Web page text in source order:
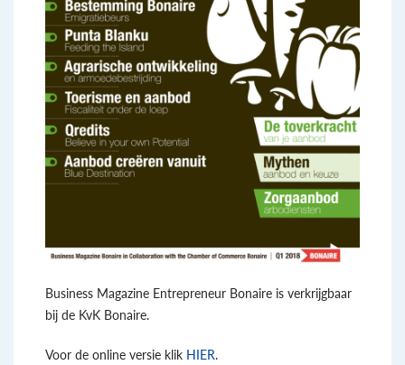
Business Magazine Entrepreneur Bonaire is verkrijgbaar
bij de KvK Bonaire.
Voor de online versie klik HIER.